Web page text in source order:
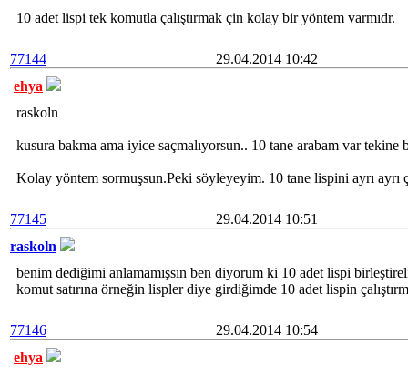
10 adet lispi tek komutla çalıştırmak çin kolay bir yöntem varmıdr.
77144
29.04.2014 10:42
ehya
raskoln
kusura bakma ama iyice saçmalıyorsun.. 10 tane arabam var
Kolay yöntem sormuşsun.Peki söyleyeyim. 10 tane lispini ayrı ayrı
77145
29.04.2014 10:51
raskoln
benim dediğimi anlamamışsın ben diyorum ki 10 adet lispi
komut satırına örneğin lispler diye girdiğimde 10 adet lispin
77146
29.04.2014 10:54
ehya